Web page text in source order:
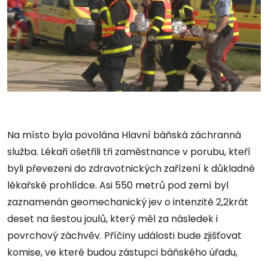
Na místo byla povolána Hlavní báňská záchranná
služba. Lékaři ošetřili tři zaměstnance v porubu, kteří
byli převezeni do zdravotnických zařízení k důkladné
lékařské prohlídce. Asi 550 metrů pod zemí byl
zaznamenán geomechanický jev o intenzitě 2,2krát
deset na šestou joulů, který měl za následek i
povrchový záchvěv. Příčiny události bude zjišťovat
komise, ve které budou zástupci báňského úřadu,